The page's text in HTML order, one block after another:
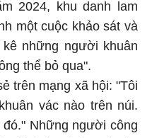
2024, khu danh lam
một cuộc khảo sát và
những người khuân
thể bỏ qua".
trên mạng xã hội: "Tôi
vác nào trên núi.
Những người công